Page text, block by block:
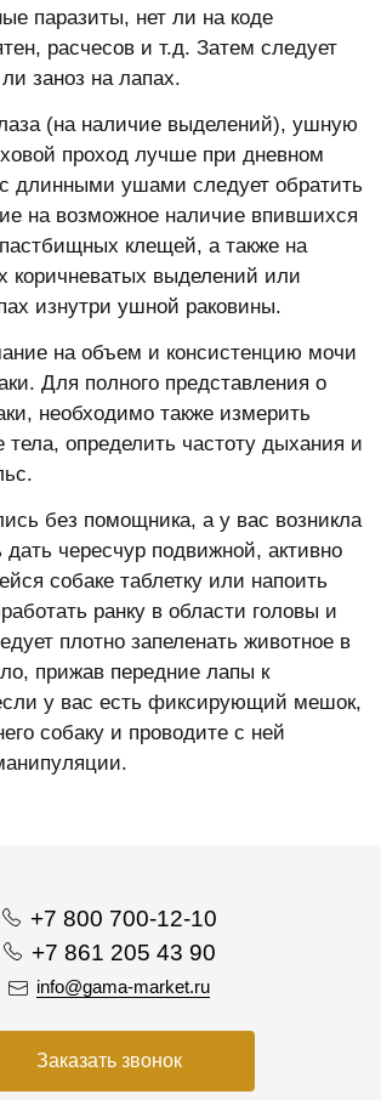
паразиты, нет ли на коде
расчесов и т.д. Затем следует
заноз на лапах.
(на наличие выделений), ушную
проход лучше при дневном
длинными ушами следует обратить
на возможное наличие впившихся
клещей, а также на
коричневатых выделений или
изнутри ушной раковины.
на объем и консистенцию мочи
Для полного представления о
необходимо также измерить
тела, определить частоту дыхания и
без помощника, а у вас возникла
дать чересчур подвижной, активно
собаке таблетку или напоить
ранку в области головы и
плотно запеленать животное в
прижав передние лапы к
у вас есть фиксирующий мешок,
собаку и проводите с ней
+7 800 700-12-10
+7 861 205 43 90
info@gama-market.ru
Заказать звонок